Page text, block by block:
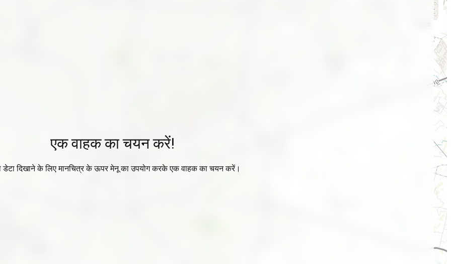
एक वाहक का चयन करें!
डेटा दिखाने के लिए मानचित्र के ऊपर मेनू का उपयोग करके एक वाहक का चयन करें।